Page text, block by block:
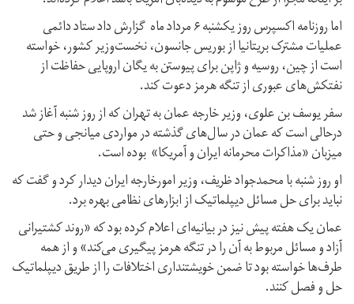
اما روزنامه اکسپرس روز یکشنبه ۶ مرداد ماه گزارش داد ستاد دائمی
عملیات مشترک بریتانیا از بوریس جانسون، نخست‌وزیر کشور، خواسته
است از چین، روسیه و ژاپن برای پیوستن به یگان اروپایی حفاظت از
نفتکش‌های عبوری از تنگه هرمز دعوت کند.
سفر یوسف بن علوی، وزیر خارجه عمان به تهران که از روز شنبه آغاز شد
درحالی است که عمان در سال‌های گذشته در مواردی میانجی و حتی
میزبان «مذاکرات محرمانه ایران و آمریکا» بوده‌ است.
او روز شنبه با محمدجواد ظریف، وزیر امورخارجه ایران دیدار کرد و گفت که
نباید برای حل مسائل دیپلماتیک از ابزارهای نظامی بهره برد.
عمان یک هفته پیش نیز در بیانیه‌ای اعلام کرده بود که «روند کشتیرانی
آزاد و مسائل مربوط به آن را در تنگه هرمز پیگیری می‌کند» و از همه
طرف‌ها خواسته بود تا ضمن خویشتنداری اختلافات را از طریق دیپلماتیک
حل و فصل کنند.